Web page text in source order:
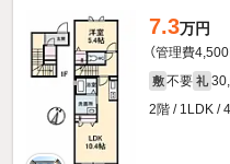
7.3万円
（管理費4,500
敷 不要 礼
2階 / 1LDK /